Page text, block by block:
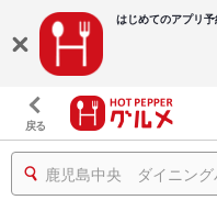
はじめてのアプリ
戻る
鹿児島中央 ダイニング